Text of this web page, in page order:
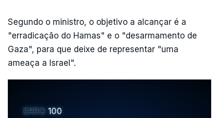
Segundo o ministro, o objetivo a alcançar é a
"erradicação do Hamas" e o "desarmamento de
Gaza", para que deixe de representar "uma
ameaça a Israel".
ERRO 100